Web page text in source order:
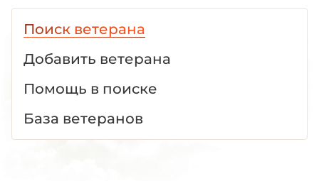
Поиск ветерана
Добавить ветерана
Помощь в поиске
База ветеранов